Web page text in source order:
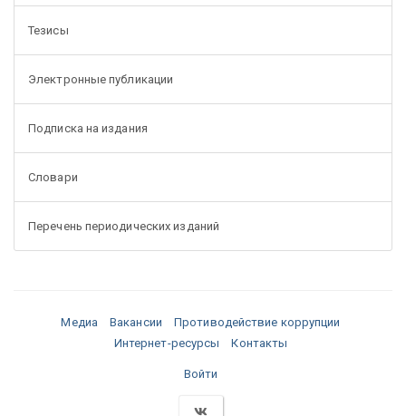
Тезисы
Электронные публикации
Подписка на издания
Словари
Перечень периодических изданий
Медиа Вакансии
Противодействие коррупции
Интернет-ресурсы
Контакты
Войти